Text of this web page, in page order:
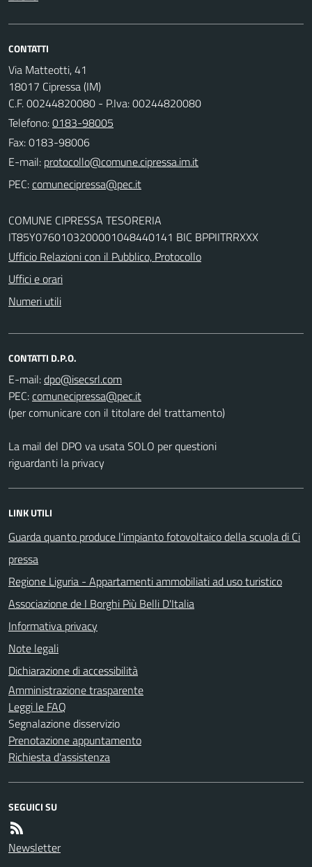
CONTATTI
Via Matteotti, 41
18017 Cipressa (IM)
C.F. 00244820080 - P.Iva: 00244820080
Telefono:0183-98005
Fax: 0183-98006
E-mail:
PEC:
COMUNE CIPRESSA TESORERIA
IT85Y0760103200001048440141 BIC BPPIITRRXXX
Ufficio Relazioni con il Pubblico, Protocollo
Uffici e orari
Numeri utili
CONTATTI D.P.O.
E-mail:
PEC:
(per comunicare con il titolare del trattamento)
La mail del DPO va usata SOLO per questioni
riguardanti la privacy
LINK UTILI
Guarda quanto produce l'impianto fotovoltaico della scuola di Ci
pressa
Regione Liguria - Appartamenti ammobiliati ad uso turistico
Associazione de I Borghi Più Belli D'Italia
Informativa privacy
Note legali
Dichiarazione di accessibilità
Amministrazione trasparente
Leggi le FAQ
Segnalazione disservizio
Prenotazione appuntamento
Richiesta d'assistenza
SEGUICI SU
Newsletter